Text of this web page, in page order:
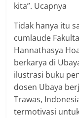
kita”. Ucapnya
Tidak hanya itu
cumlaude
Hannathasya
berkarya di
ilustrasi buku
dosen Ubaya
Trawas,
termotivasi